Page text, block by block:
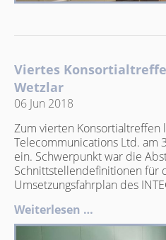
Viertes
Wetzlar
06 Jun 2018
Zum vierten Konsortialtreffen
Telecommunications Ltd. am
ein. Schwerpunkt war die
Schnittstellendefinitionen für
Umsetzungsfahrplan des
Weiterlesen …